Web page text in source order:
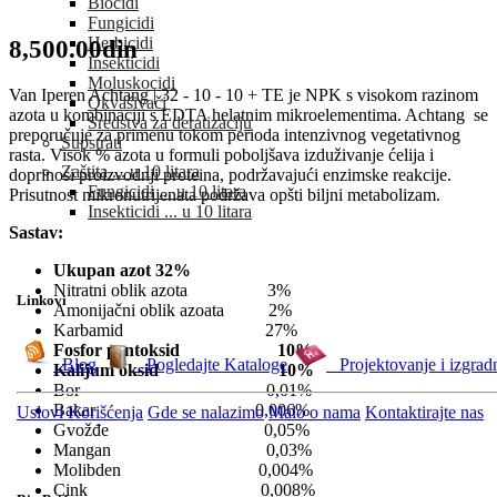
Fungicidi
Herbicidi
Insekticidi
Moluskocidi
Okvašivači
Sredstva za deratizaciju
Supstrati
Zaštita ... u 10 litara
Fungicidi ... u 10 litara
Insekticidi ... u 10 litara
Linkovi
Blog Pogledajte Kataloge Projektovanje i
Uslovi Korišćenja Gde se nalazimo Malo o nama Kontaktirajte nas
8,500.00din
Van Iperen Achtang | 32 - 10 - 10 + TE je NPK s visokom razinom
azota u kombinaciji s EDTA helatnim mikroelementima. Achtang se
preporučuje za primenu tokom perioda intenzivnog vegetativnog
rasta. Visok % azota u formuli poboljšava izduživanje ćelija i
doprinosi proizvodnji proteina, podržavajući enzimske reakcije.
Prisutnost mikronutrijenata podržava opšti biljni metabolizam.
Sastav:
Ukupan azot 32%
Nitratni oblik azota 3%
Amonijačni oblik azoata 2%
Karbamid 27%
Fosfor pentoksid 10%
Kalijum oksid 10%
Bor 0,01%
Bakar 0,006%
Gvožđe 0,05%
Mangan 0,03%
Molibden 0,004%
Cink 0,008%